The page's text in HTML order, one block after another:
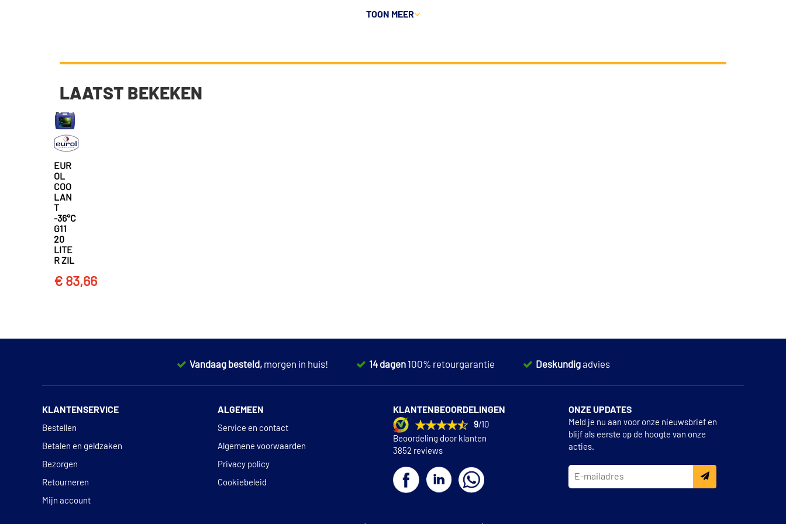
TOON MEER
LAATST BEKEKEN
EUR
OL
COO
LAN
T
-36°C
G11
20
LITE
R ZIL
€ 83,66
Vandaag besteld, morgen in huis! 14 dagen 100% retourgarantie Deskundigadvies
KLANTENSERVICE
Bestellen
Betalen en geldzaken
Bezorgen
Retourneren
Mijn account
ALGEMEEN
Service en contact
Algemene voorwaarden
Privacy policy
Cookiebeleid
KLANTENBEOORDELINGEN
9/10
Beoordeling door klanten
3852 reviews
ONZE UPDATES
Meld je nu aan voor onze nieuwsbrief en
blijf als eerste op de hoogte van onze
acties.